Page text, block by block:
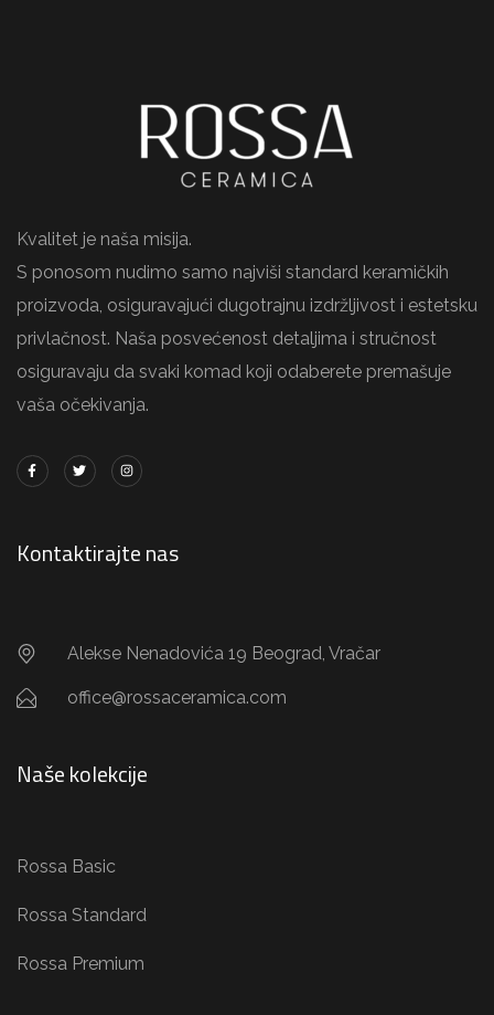
Kvalitet je naša misija.
S ponosom nudimo samo najviši standard keramičkih
proizvoda, osiguravajući dugotrajnu izdržljivost i estetsku
privlačnost. Naša posvećenost detaljima i stručnost
osiguravaju da svaki komad koji odaberete premašuje
vaša očekivanja.
Kontaktirajte nas
Alekse Nenadovića 19 Beograd, Vračar
office@rossaceramica.com
Naše kolekcije
Rossa Basic
Rossa Standard
Rossa Premium